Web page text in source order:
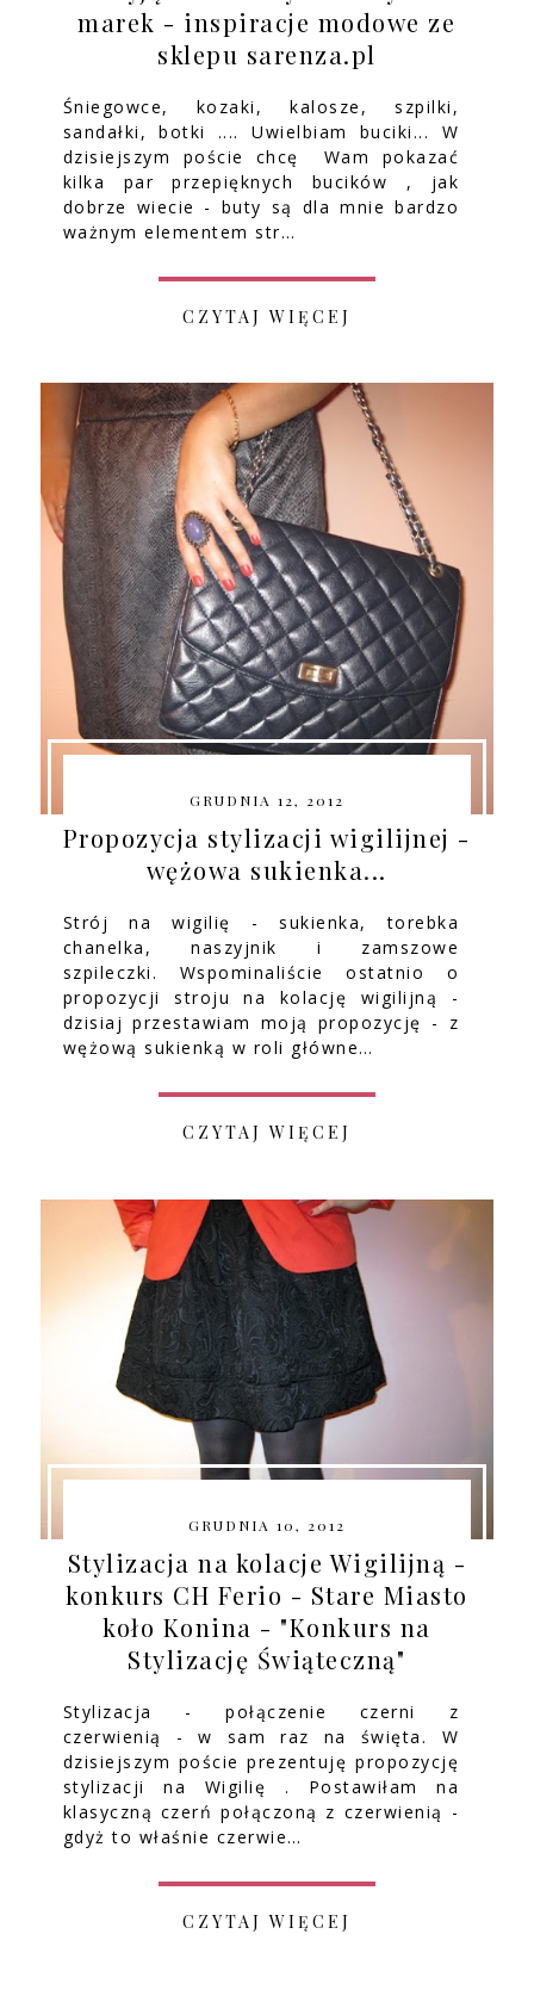
marek - inspiracje modowe ze
sklepu sarenza.pl
Śniegowce, kozaki, kalosze, szpilki,
sandałki, botki .... Uwielbiam buciki... W
dzisiejszym poście chcę Wam pokazać
kilka par przepięknych bucików , jak
dobrze wiecie - buty są dla mnie bardzo
ważnym elementem str…
CZYTAJ WIĘCEJ
GRUDNIA 12, 2012
Propozycja stylizacji wigilijnej -
wężowa sukienka...
Strój na wigilię - sukienka, torebka
chanelka, naszyjnik i zamszowe
szpileczki. Wspominaliście ostatnio o
propozycji stroju na kolację wigilijną -
dzisiaj przestawiam moją propozycję - z
wężową sukienką w roli główne…
CZYTAJ WIĘCEJ
GRUDNIA 10, 2012
Stylizacja na kolacje Wigilijną -
konkurs CH Ferio - Stare Miasto
koło Konina - "Konkurs na
Stylizację Świąteczną"
Stylizacja - połączenie czerni z
czerwienią - w sam raz na święta. W
dzisiejszym poście prezentuję propozycję
stylizacji na Wigilię . Postawiłam na
klasyczną czerń połączoną z czerwienią -
gdyż to właśnie czerwie…
CZYTAJ WIĘCEJ